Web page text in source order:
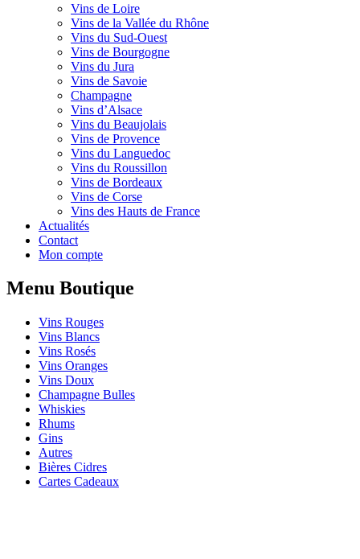
Vins de Loire
Vins de la Vallée du Rhône
Vins du Sud-Ouest
Vins de Bourgogne
Vins du Jura
Vins de Savoie
Champagne
Vins d’Alsace
Vins du Beaujolais
Vins de Provence
Vins du Languedoc
Vins du Roussillon
Vins de Bordeaux
Vins de Corse
Vins des Hauts de France
Actualités
Contact
Mon compte
Menu Boutique
Vins Rouges
Vins Blancs
Vins Rosés
Vins Oranges
Vins Doux
Champagne Bulles
Whiskies
Rhums
Gins
Autres
Bières Cidres
Cartes Cadeaux